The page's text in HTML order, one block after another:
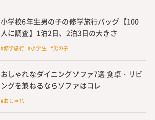
小学校6年生男の子の修学旅行バッグ【100
人に調査】1泊2日、2泊3日の大きさ
#修学旅行 #小学生 #男の子
おしゃれなダイニングソファ7選 食卓・リビ
ングを兼ねるならソファはコレ
#おしゃれ